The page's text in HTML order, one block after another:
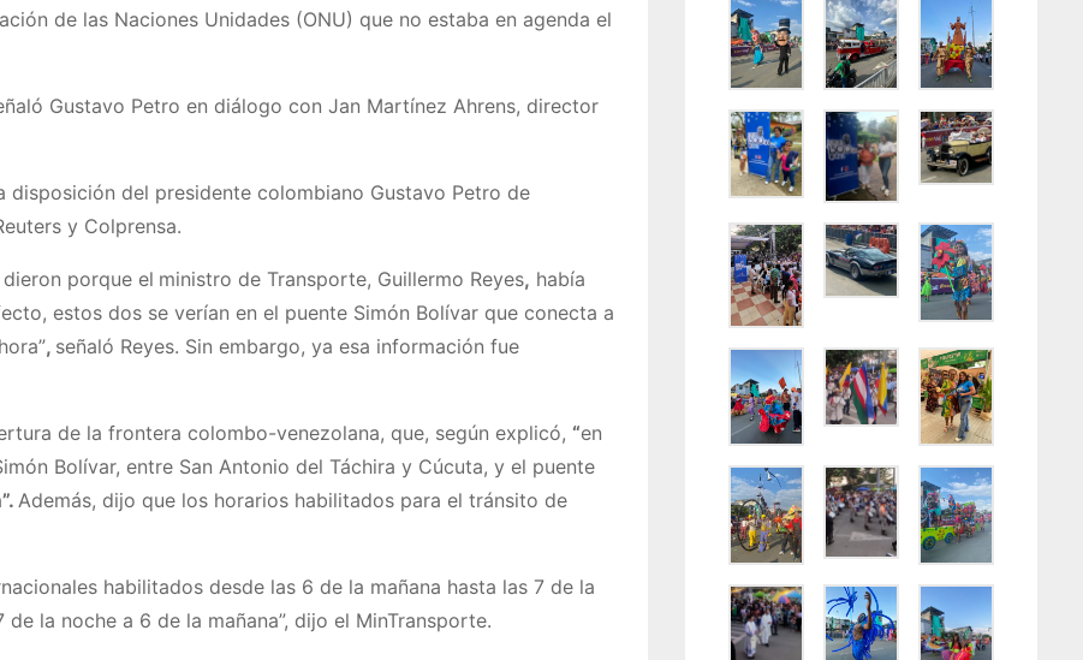
de las Naciones Unidades (ONU) que no estaba en agenda el
Gustavo Petro en diálogo con Jan Martínez Ahrens, director
del presidente colombiano Gustavo Petro de
y Colprensa.
porque el ministro de Transporte, Guillermo Reyes, había
estos dos se verían en el puente Simón Bolívar que conecta a
, señaló Reyes. Sin embargo, ya esa información fue
de la frontera colombo-venezolana, que, según explicó, “en
Bolívar, entre San Antonio del Táchira y Cúcuta, y el puente
”. Además, dijo que los horarios habilitados para el tránsito de
habilitados desde las 6 de la mañana hasta las 7 de la
la noche a 6 de la mañana”, dijo el MinTransporte.